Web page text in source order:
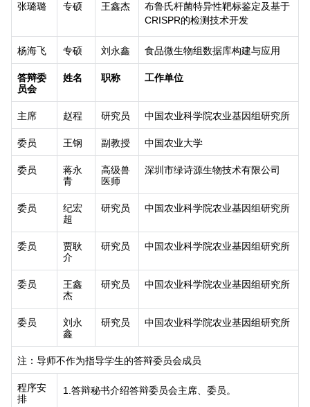
张璐璐 专硕 王鑫杰
布鲁氏杆菌特异性靶标鉴定及基于
CRISPR的检测技术开发
杨海飞 专硕 刘永鑫 食品微生物组数据库构建与应用
答辩委
员会
姓名 职称 工作单位
主席 赵程 研究员 中国农业科学院农业基因组研究所
委员 王钢 副教授 中国农业大学
委员
蒋永
青
高级兽
医师
深圳市绿诗源生物技术有限公司
委员
纪宏
超
研究员 中国农业科学院农业基因组研究所
委员
贾耿
介
研究员 中国农业科学院农业基因组研究所
委员
王鑫
杰
研究员 中国农业科学院农业基因组研究所
委员
刘永
鑫
研究员 中国农业科学院农业基因组研究所
注：导师不作为指导学生的答辩委员会成员
程序安
排
1. 答辩秘书介绍答辩委员会主席、委员。